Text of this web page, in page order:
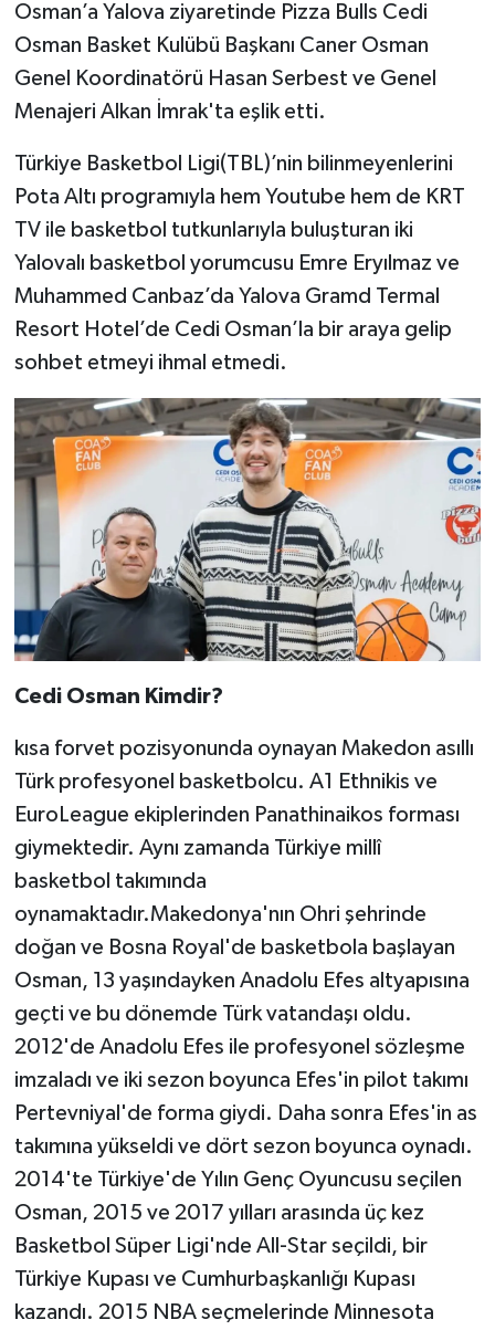
Osman’a Yalova ziyaretinde Pizza Bulls Cedi
Osman Basket Kulübü Başkanı Caner Osman
Genel Koordinatörü Hasan Serbest ve Genel
Menajeri Alkan İmrak'ta eşlik etti.
Türkiye Basketbol Ligi(TBL)’nin bilinmeyenlerini
Pota Altı programıyla hem Youtube hem de KRT
TV ile basketbol tutkunlarıyla buluşturan iki
Yalovalı basketbol yorumcusu Emre Eryılmaz ve
Muhammed Canbaz’da Yalova Gramd Termal
Resort Hotel’de Cedi Osman’la bir araya gelip
sohbet etmeyi ihmal etmedi.
Cedi Osman Kimdir?
kısa forvet pozisyonunda oynayan Makedon asıllı
Türk profesyonel basketbolcu. A1 Ethnikis ve
EuroLeague ekiplerinden Panathinaikos forması
giymektedir. Aynı zamanda Türkiye millî
basketbol takımında
oynamaktadır.Makedonya'nın Ohri şehrinde
doğan ve Bosna Royal'de basketbola başlayan
Osman, 13 yaşındayken Anadolu Efes altyapısına
geçti ve bu dönemde Türk vatandaşı oldu.
2012'de Anadolu Efes ile profesyonel sözleşme
imzaladı ve iki sezon boyunca Efes'in pilot takımı
Pertevniyal'de forma giydi. Daha sonra Efes'in as
takımına yükseldi ve dört sezon boyunca oynadı.
2014'te Türkiye'de Yılın Genç Oyuncusu seçilen
Osman, 2015 ve 2017 yılları arasında üç kez
Basketbol Süper Ligi'nde All-Star seçildi, bir
Türkiye Kupası ve Cumhurbaşkanlığı Kupası
kazandı. 2015 NBA seçmelerinde Minnesota